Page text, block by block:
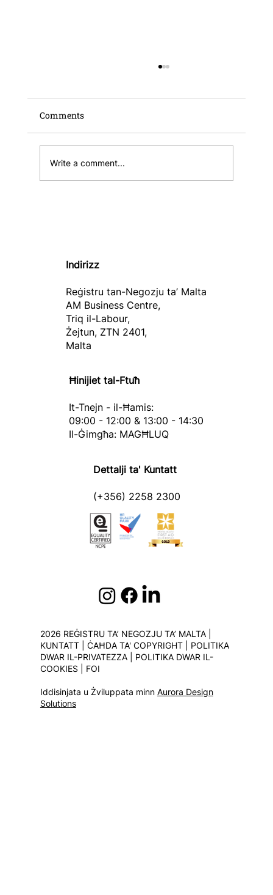
Comments
Write a comment...
Indirizz
Reġistru tan-Negozju ta’ Malta
AM Business Centre,
Triq il-Labour,
Żejtun, ZTN 2401,
Malta
Ħinijiet tal-Ftuħ
It-Tnejn - il-Ħamis:
09:00 - 12:00 & 13:00 - 14:30
Il-Ġimgħa: MAGĦLUQ
Dettalji ta' Kuntatt
(+356) 2258 2300
2026 REĠISTRU TA’ NEGOZJU TA’ MALTA |
KUNTATT| ĊAĦDA TA' COPYRIGHT| POLITIKA
DWAR IL-PRIVATEZZA| POLITIKA DWAR IL-
COOKIES| FOI
Iddisinjata u Żviluppata minn Aurora Design
Solutions